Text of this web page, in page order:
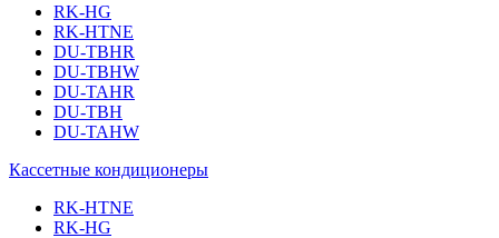
RK-HG
RK-HTNE
DU-TBHR
DU-TBHW
DU-TAHR
DU-TBH
DU-TAHW
Кассетные кондиционеры
RK-HTNE
RK-HG